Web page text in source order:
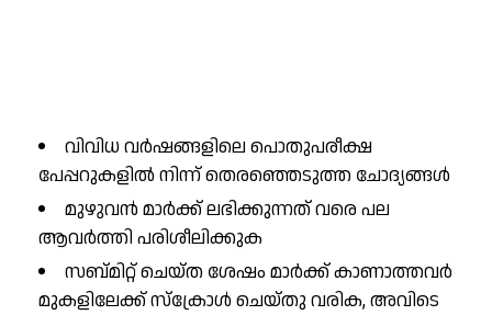
വിവിധ വർഷങ്ങളിലെ പൊതുപരീക്ഷ
പേപ്പറുകളിൽ നിന്ന് തെരഞ്ഞെടുത്ത ചോദ്യങ്ങൾ
മുഴുവൻ മാർക്ക് ലഭിക്കുന്നത് വരെ പല
ആവർത്തി പരിശീലിക്കുക
സബ്മിറ്റ് ചെയ്ത ശേഷം മാർക്ക് കാണാത്തവർ
മുകളിലേക്ക് സ്ക്രോൾ ചെയ്തു വരിക, അവിടെ